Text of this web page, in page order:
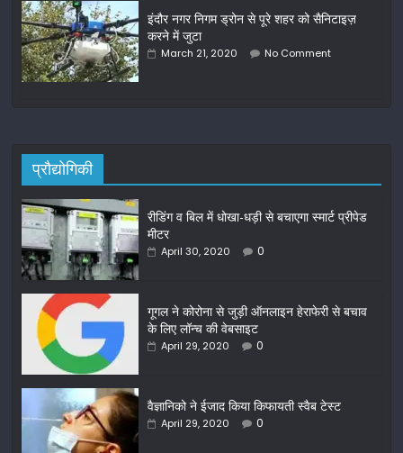
इंदौर नगर निगम ड्रोन से पूरे शहर को सैनिटाइज़
करने में जुटा
March 21, 2020 No Comment
प्रौद्योगिकी
रीडिंग व बिल में धोखा-धड़ी से बचाएगा स्मार्ट प्रीपेड
मीटर
April 30, 2020 0
गूगल ने कोरोना से जुड़ी ऑनलाइन हेराफेरी से बचाव
के लिए लॉन्च की वेबसाइट
April 29, 2020 0
वैज्ञानिको ने ईजाद किया किफायती स्वैब टेस्ट
April 29, 2020 0